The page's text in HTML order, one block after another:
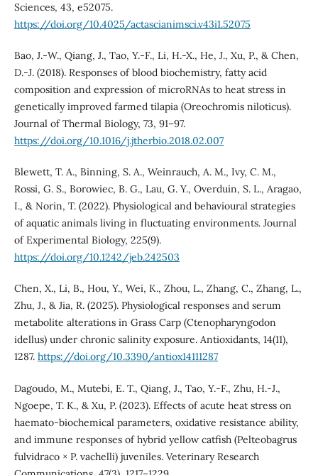
Sciences, 43, e52075.
https://doi.org/10.4025/actascianimsci.v43i1.52075
Bao, J.-W., Qiang, J., Tao, Y.-F., Li, H.-X., He, J., Xu, P., & Chen,
D.-J. (2018). Responses of blood biochemistry, fatty acid
composition and expression of microRNAs to heat stress in
genetically improved farmed tilapia (Oreochromis niloticus).
Journal of Thermal Biology, 73, 91–97.
https://doi.org/10.1016/j.jtherbio.2018.02.007
Blewett, T. A., Binning, S. A., Weinrauch, A. M., Ivy, C. M.,
Rossi, G. S., Borowiec, B. G., Lau, G. Y., Overduin, S. L., Aragao,
I., & Norin, T. (2022). Physiological and behavioural strategies
of aquatic animals living in fluctuating environments. Journal
of Experimental Biology, 225(9).
https://doi.org/10.1242/jeb.242503
Chen, X., Li, B., Hou, Y., Wei, K., Zhou, L., Zhang, C., Zhang, L.,
Zhu, J., & Jia, R. (2025). Physiological responses and serum
metabolite alterations in Grass Carp (Ctenopharyngodon
idellus) under chronic salinity exposure. Antioxidants, 14(11),
1287. https://doi.org/10.3390/antiox14111287
Dagoudo, M., Mutebi, E. T., Qiang, J., Tao, Y.-F., Zhu, H.-J.,
Ngoepe, T. K., & Xu, P. (2023). Effects of acute heat stress on
haemato-biochemical parameters, oxidative resistance ability,
and immune responses of hybrid yellow catfish (Pelteobagrus
fulvidraco × P. vachelli) juveniles. Veterinary Research